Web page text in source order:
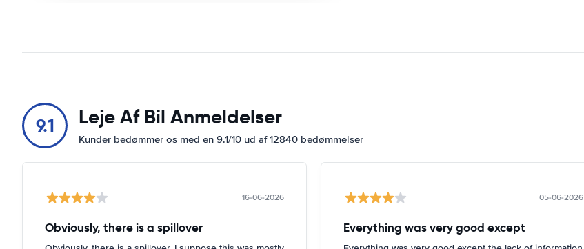
9.1 Leje Af Bil Anmeldelser
Kunder bedømmer os med en 9.1/10 ud af 12840 bedømmelser
16-06-2026
Obviously, there is a spillover
05-06-2026
Everything was very good except